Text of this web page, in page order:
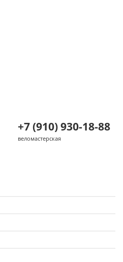
+7 (910) 930-18-88
веломастерская